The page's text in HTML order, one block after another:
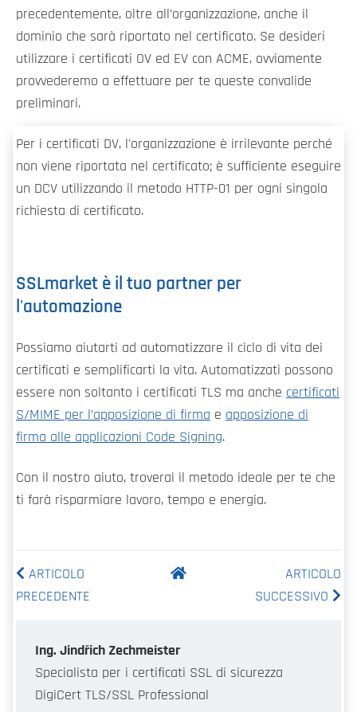
precedentemente, oltre all’organizzazione, anche il
dominio che sarà riportato nel certificato. Se desideri
utilizzare i certificati OV ed EV con ACME, ovviamente
provvederemo a effettuare per te queste convalide
preliminari.
Per i certificati DV, l'organizzazione è irrilevante perché
non viene riportata nel certificato; è sufficiente eseguire
un DCV utilizzando il metodo HTTP-01 per ogni singola
richiesta di certificato.
SSLmarket è il tuo partner per
l'automazione
Possiamo aiutarti ad automatizzare il ciclo di vita dei
certificati e semplificarti la vita. Automatizzati possono
essere non soltanto i certificati TLS ma anche certificati
S/MIME per l’apposizione di firma e apposizione di
firma alle applicazioni Code Signing.
Con il nostro aiuto, troverai il metodo ideale per te che
ti farà risparmiare lavoro, tempo e energia.
ARTICOLO
PRECEDENTE
ARTICOLO
SUCCESSIVO
Ing. Jindřich Zechmeister
Specialista per i certificati SSL di sicurezza
DigiCert TLS/SSL Professional